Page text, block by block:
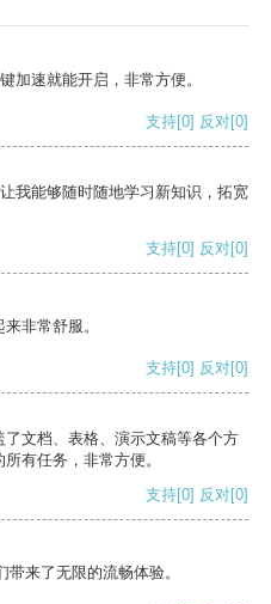
加速就能开启，非常方便。
支持[0] 反对[0]
我能够随时随地学习新知识，拓宽
支持[0] 反对[0]
非常舒服。
支持[0] 反对[0]
文档、表格、演示文稿等各个方
有任务，非常方便。
支持[0] 反对[0]
来了无限的流畅体验。